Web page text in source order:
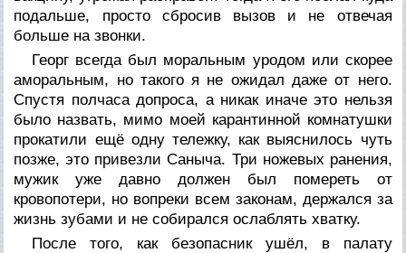
подальше, просто сбросив вызов и не отвечая
больше на звонки.
Георг всегда был моральным уродом или скорее
аморальным, но такого я не ожидал даже от него.
Спустя полчаса допроса, а никак иначе это нельзя
было назвать, мимо моей карантинной комнатушки
прокатили ещё одну тележку, как выяснилось чуть
позже, это привезли Саныча. Три ножевых ранения,
мужик уже давно должен был помереть от
кровопотери, но вопреки всем законам, держался за
жизнь зубами и не собирался ослаблять хватку.
После того, как безопасник ушёл, в палату